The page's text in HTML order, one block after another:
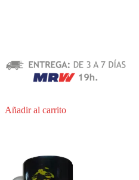
Añadir al carrito